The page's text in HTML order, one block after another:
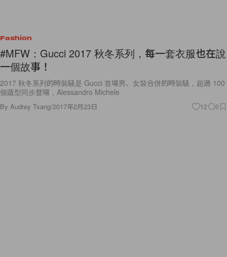
Fashion
#MFW：Gucci 2017 秋冬系列，每一套衣服也在說
一個故事！
2017 秋冬系列的時裝騷是 Gucci 首場男、女裝合併的時裝騷，超過 100
個造型同步登場，Alessandro Michele
By Audrey Tsang/2017年2月23日 12 0